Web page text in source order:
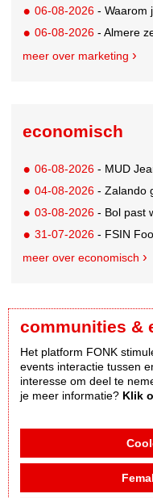
06-08-2026 - Waarom je
06-08-2026 - Almere
meer over marketing
economisch
06-08-2026 - MUD
04-08-2026 - Zalando groeit
03-08-2026 - Bol past
31-07-2026 - FSIN
meer over economisch
communities &
Het platform FONK
events interactie tussen
interesse om deel te
je meer informatie? Klik